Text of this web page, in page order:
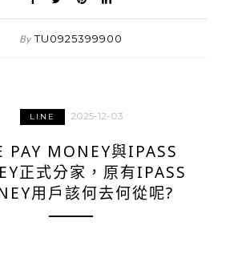
By TU0925399900
LINE 2025-12-03
PAY MONEY與IPASS
正式分家，原有IPASS
用戶該何去何從呢?